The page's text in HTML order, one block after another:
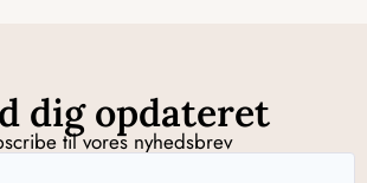
dig opdateret
til vores nyhedsbrev